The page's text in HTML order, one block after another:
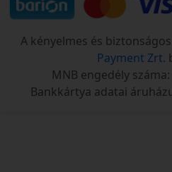
A kényelmes és
Payment Zrt.
MNB engedély
Bankkártya adatai